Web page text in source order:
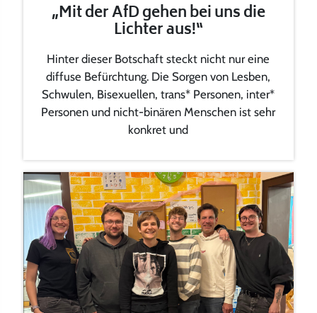
„Mit der AfD gehen bei uns die
Lichter aus!“
Hinter dieser Botschaft steckt nicht nur eine
diffuse Befürchtung. Die Sorgen von Lesben,
Schwulen, Bisexuellen, trans* Personen, inter*
Personen und nicht-binären Menschen ist sehr
konkret und